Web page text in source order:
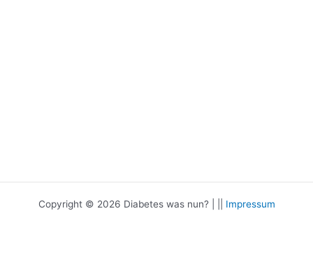
Copyright © 2026 Diabetes was nun? | || Impressum